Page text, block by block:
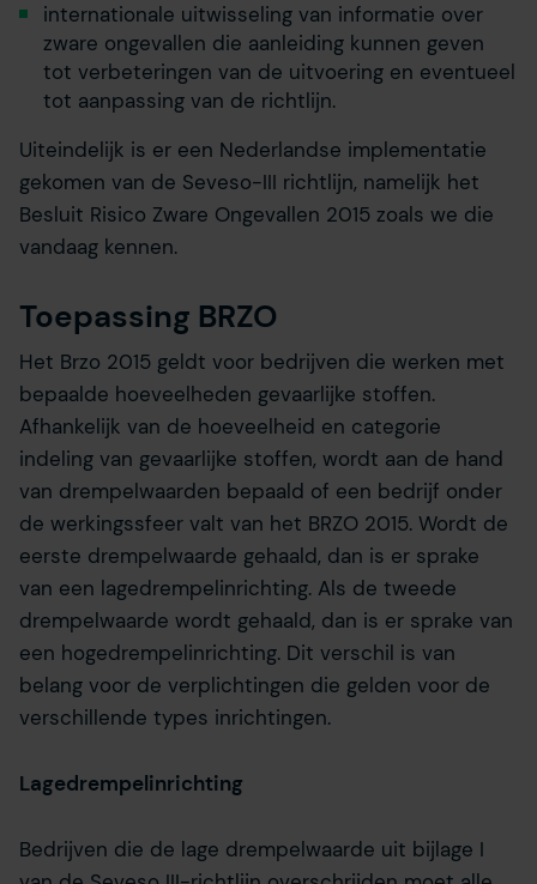
internationale uitwisseling van informatie over
zware ongevallen die aanleiding kunnen geven
tot verbeteringen van de uitvoering en eventueel
tot aanpassing van de richtlijn.
Uiteindelijk is er een Nederlandse implementatie
gekomen van de Seveso-III richtlijn, namelijk het
Besluit Risico Zware Ongevallen 2015 zoals we die
vandaag kennen.
Toepassing BRZO
Het Brzo 2015 geldt voor bedrijven die werken met
bepaalde hoeveelheden gevaarlijke stoffen.
Afhankelijk van de hoeveelheid en categorie
indeling van gevaarlijke stoffen, wordt aan de hand
van drempelwaarden bepaald of een bedrijf onder
de werkingssfeer valt van het BRZO 2015. Wordt de
eerste drempelwaarde gehaald, dan is er sprake
van een lagedrempelinrichting. Als de tweede
drempelwaarde wordt gehaald, dan is er sprake van
een hogedrempelinrichting. Dit verschil is van
belang voor de verplichtingen die gelden voor de
verschillende types inrichtingen.
Lagedrempelinrichting
Bedrijven die de lage drempelwaarde uit bijlage I